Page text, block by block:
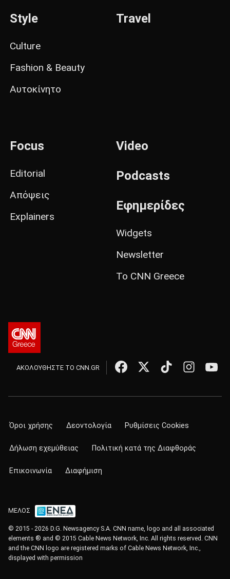
Style
Culture
Fashion & Beauty
Αυτοκίνητο
Travel
Focus
Editorial
Απόψεις
Explainers
Video
Podcasts
Εφημερίδες
Widgets
Newsletter
Το CNN Greece
ΑΚΟΛΟΥΘΗΣΤΕ ΤΟ CNN.GR
Όροι χρήσης Δεοντολογία Ρυθμίσεις Cookies
Δήλωση εχεμύθειας Πολιτική κατά της Διαφθοράς
Επικοινωνία Διαφήμιση
ΜΕΛΟΣ
© 2015 - 2026 D.G. Newsagency S.A. CNN name, logo and all associated
elements ® and © 2015 Cable News Network, Inc. All rights reserved. CNN
and the CNN logo are registered marks of Cable News Network, Inc.,
displayed with permission